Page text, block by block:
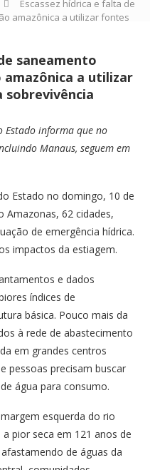
Escassez hídrica e falta de
amazônica a utilizar fontes
saneamento
amazônica a utilizar
Estado informa que no
Manaus, seguem em
Estado no domingo, 10 de
62 cidades,
de emergência hídrica.
impactos da estiagem.
e dados
índices de
básica. Pouco mais da
à rede de abastecimento
em grandes centros
pessoas precisam buscar
água para consumo.
esquerda do rio
pior seca em 121 anos de
de águas da